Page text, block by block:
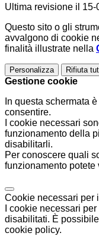
Ultima revisione il 15-
Questo sito o gli
avvalgono di cookie
finalità illustrate nella
Personalizza Rifiuta
Gestione cookie
In questa schermata
consentire.
I cookie necessari
funzionamento della
disabilitarli.
Per conoscere quali
funzionamento potete
Cookie necessari per
I cookie necessari
disabilitati. È
cookie policy.